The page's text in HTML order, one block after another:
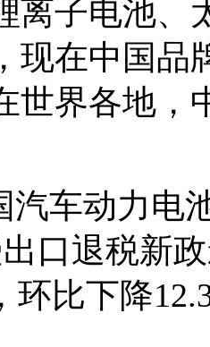
离子电池、
现在中国品
世界各地，
汽车动力电
口退税新
环比下降